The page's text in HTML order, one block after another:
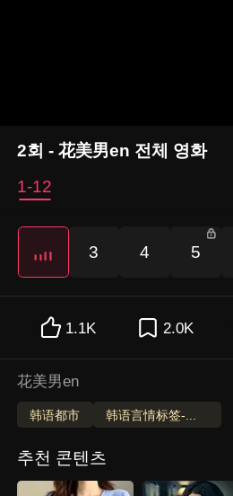
2회 - 花美男en 전체 영화
1-12
3 4 5
1.1K 2.0K
花美男en
韩语都市
추천 콘텐츠